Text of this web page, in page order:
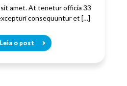
amet. At tenetur officia 33
consequuntur et […]
Leia o post